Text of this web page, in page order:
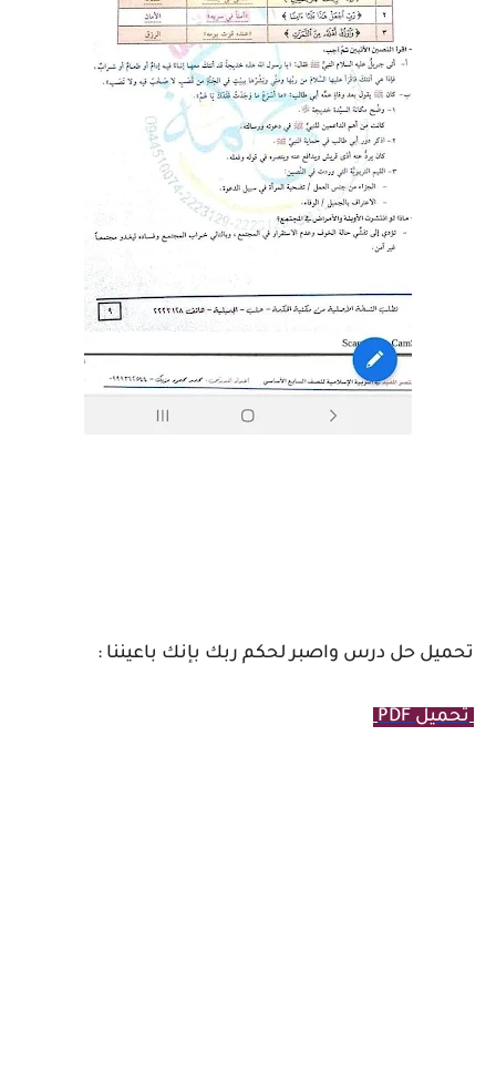
تحميل حل درس واصبر لحكم ربك بإنك باعيننا :
تحميل PDF